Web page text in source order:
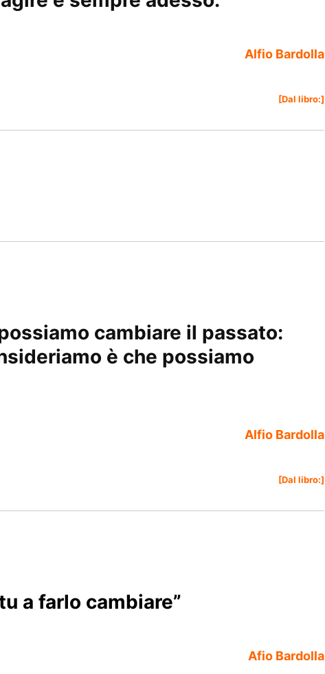
Alfio Bardolla
[Dal libro:]
cambiare il passato:
è che possiamo
Alfio Bardolla
[Dal libro:]
a farlo cambiare”
Afio Bardolla